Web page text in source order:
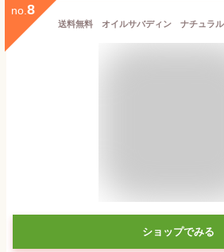
no. 8
ショップでみる